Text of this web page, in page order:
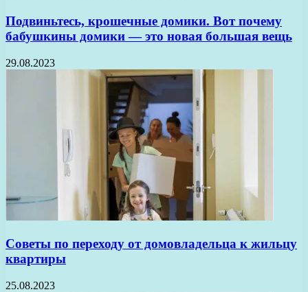
Подвиньтесь, крошечные домики. Вот почему
бабушкины домики — это новая большая вещь
29.08.2023
Советы по переходу от домовладельца к жильцу
квартиры
25.08.2023